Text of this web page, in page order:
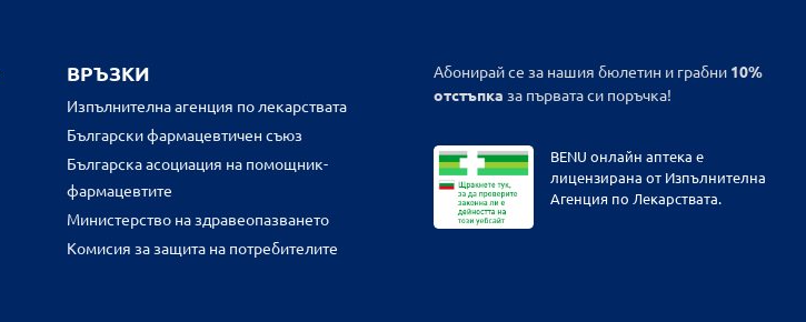
ВРЪЗКИ
Изпълнителна агенция по лекарствата
Български фармацевтичен съюз
Българска асоциация на помощник-
фармацевтите
Министерство на здравеопазването
Комисия за защита на потребителите
Абонирай се за нашия бюлетин и грабни 10%
отстъпка за първата си поръчка!
BENU онлайн аптека е
лицензирана от Изпълнителна
Агенция по Лекарствата.